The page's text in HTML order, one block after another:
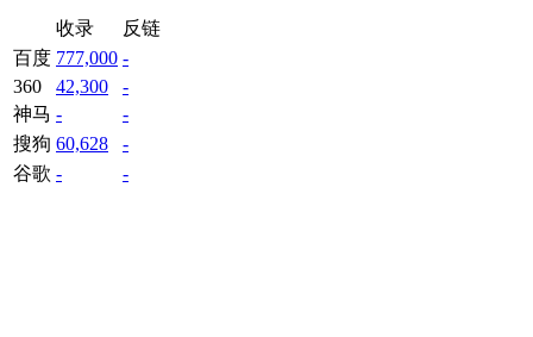
收录
反链
百度 777,000 -
360
42,300
-
神马 -
-
搜狗 60,628
-
谷歌 - -